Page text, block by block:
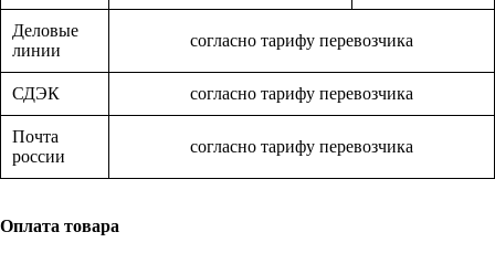
Деловые
линии
согласно тарифу перевозчика
СДЭК согласно тарифу перевозчика
Почта
россии
согласно тарифу перевозчика
Оплата товара